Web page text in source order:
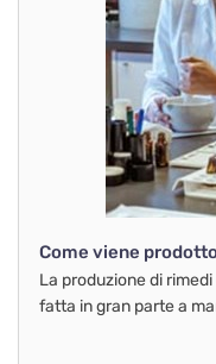
Come viene
La produzione di
fatta in gran parte a